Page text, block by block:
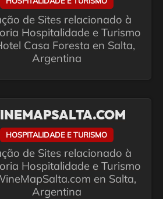
de Sites relacionado à
Hospitalidade e Turismo
Casa Foresta en Salta,
Argentina
HOSPITALIDADE E TURISMO
de Sites relacionado à
Hospitalidade e Turismo
en Salta,
Argentina